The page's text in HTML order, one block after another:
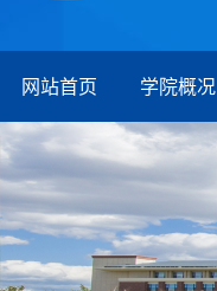
网站首页 学院概况